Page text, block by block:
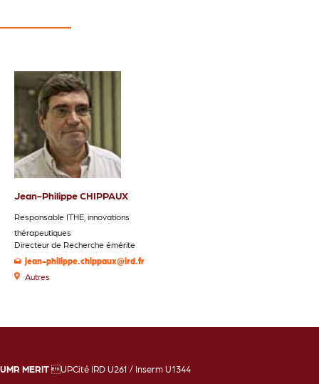
Jean-Philippe CHIPPAUX
Responsable ITHE, innovations
thérapeutiques
Directeur de Recherche émérite
jean-philippe.chippaux@ird.fr
Autres
UMR MERIT UPCité IRD U261 / Inserm U1344